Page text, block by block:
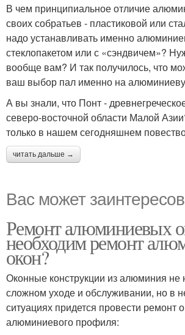
В чем принципиальное отличие
своих собратьев - пластиковой или
надо устанавливать именно
стеклопакетом или с «сэндвичем»?
вообще вам? И так получилось, что
ваш выбор пал именно на
А вы знали, что Понт -
северо-восточной области Малой
только в нашем сегодняшнем
читать дальше →
Вас может
Ремонт алюминиевых
необходим ремонт
окон?
Оконные конструкции из алюминия не
сложном уходе и обслуживании, но в
ситуациях придется провести ремонт
алюминиевого профиля: